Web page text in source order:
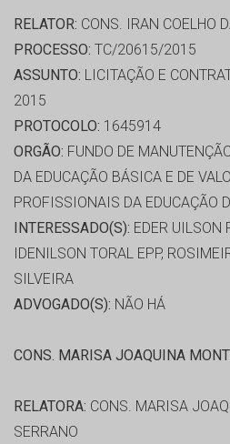
RELATOR: CONS. IRAN COELHO
PROCESSO: TC/20615/2015
ASSUNTO: LICITAÇÃO E
2015
PROTOCOLO: 1645914
ORGÃO: FUNDO DE
DA EDUCAÇÃO BÁSICA E DE
PROFISSIONAIS DA EDUCAÇÃO
INTERESSADO(S): EDER UILSON
IDENILSON TORAL EPP,
SILVEIRA
ADVOGADO(S): NÃO HÁ
CONS. MARISA JOAQUINA
RELATORA: CONS. MARISA
SERRANO